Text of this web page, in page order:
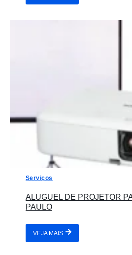
Serviços
ALUGUEL DE PROJETOR
PAULO
VEJA MAIS